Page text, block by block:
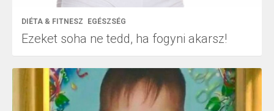
DIÉTA & FITNESZ EGÉSZSÉG
Ezeket soha ne tedd, ha fogyni akarsz!